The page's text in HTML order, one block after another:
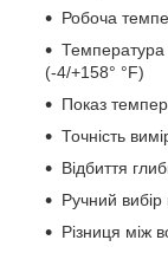
Робоча
Температура
(-4/+158° °F)
Показ
Точність
Відбиття
Ручний вибір
Різниця між